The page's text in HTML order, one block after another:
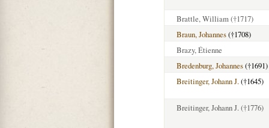
Brattle, William(†1717)
Braun, Johannes(†1708)
Brazy, Étienne
Bredenburg, Johannes(†1691)
Breitinger, Johann J.(†1645)
Breitinger, Johann J.(†1776)